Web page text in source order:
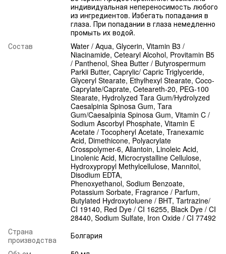
индивидуальная непереносимость любого
из ингредиентов. Избегать попадания в
глаза. При попадании в глаза немедленно
промыть их водой.
Состав
Water / Aqua, Glycerin, Vitamin B3 /
Niacinamide, Cetearyl Alcohol, Provitamin B5
/ Panthenol, Shea Butter / Butyrospermum
Parkii Butter, Caprylic/ Capric Triglyceride,
Glyceryl Stearate, Ethylhexyl Stearate, Coco-
Caprylate/Caprate, Ceteareth-20, PEG-100
Stearate, Hydrolyzed Tara Gum/Hydrolyzed
Caesalpinia Spinosa Gum, Tara
Gum/Caesalpinia Spinosa Gum, Vitamin C /
Sodium Ascorbyl Phosphate, Vitamin E
Acetate / Tocopheryl Acetate, Tranexamic
Acid, Dimethicone, Polyacrylate
Crosspolymer-6, Allantoin, Linoleic Acid,
Linolenic Acid, Microcrystalline Cellulose,
Hydroxypropyl Methylcellulose, Mannitol,
Disodium EDTA,
Phenoxyethanol, Sodium Benzoate,
Potassium Sorbate, Fragrance / Parfum,
Butylated Hydroxytoluene / BHT, Tartrazine/
CI 19140, Red Dye / CI 16255, Black Dye / CI
28440, Sodium Sulfate, Iron Oxide / CI 77492
Страна
производства
Болгария